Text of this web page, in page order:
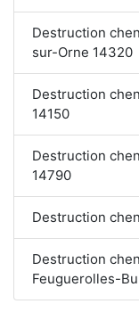
Destruction
sur-Orne 14320
Destruction
14150
Destruction
14790
Destruction
Destruction
Feuguerolles-